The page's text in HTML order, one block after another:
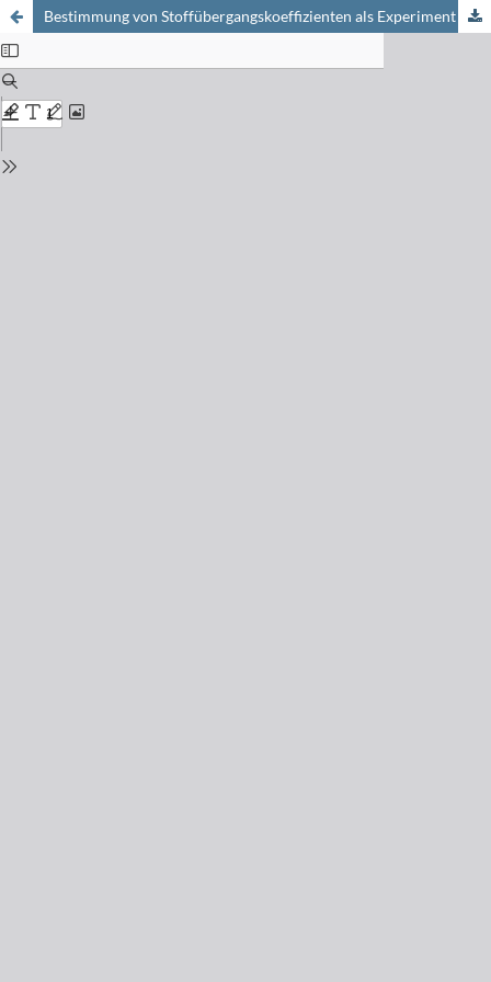
Bestimmung von Stoffübergangskoeffizienten als Experiment im verfahrenstechnischen Praktikum